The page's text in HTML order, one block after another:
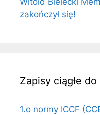
zakończył się!
Zapisy ciągłe
1.o normy ICCF